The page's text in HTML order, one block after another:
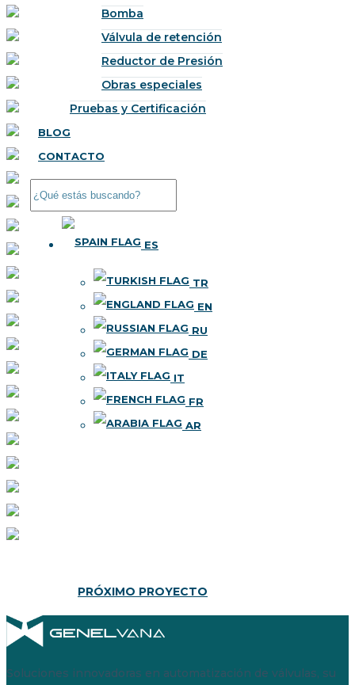
Bomba
Válvula de retención
Reductor de Presión
Obras especiales
Pruebas y Certificación
BLOG
CONTACTO
ES
TR
EN
RU
DE
IT
FR
AR
PRÓXIMO PROYECTO
Soluciones innovadoras en automatización de válvulas, su